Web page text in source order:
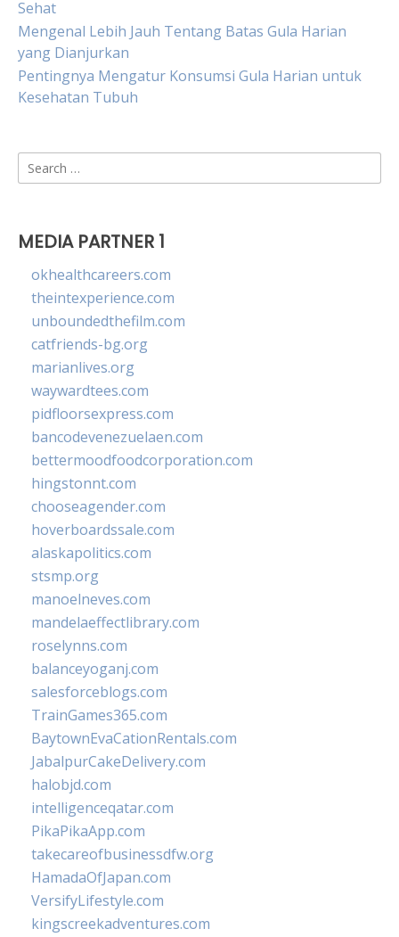
Sehat
Mengenal Lebih Jauh Tentang Batas Gula Harian
yang Dianjurkan
Pentingnya Mengatur Konsumsi Gula Harian untuk
Kesehatan Tubuh
Search
for:
MEDIA PARTNER 1
okhealthcareers.com
theintexperience.com
unboundedthefilm.com
catfriends-bg.org
marianlives.org
waywardtees.com
pidfloorsexpress.com
bancodevenezuelaen.com
bettermoodfoodcorporation.com
hingstonnt.com
chooseagender.com
hoverboardssale.com
alaskapolitics.com
stsmp.org
manoelneves.com
mandelaeffectlibrary.com
roselynns.com
balanceyoganj.com
salesforceblogs.com
TrainGames365.com
BaytownEvaCationRentals.com
JabalpurCakeDelivery.com
halobjd.com
intelligenceqatar.com
PikaPikaApp.com
takecareofbusinessdfw.org
HamadaOfJapan.com
VersifyLifestyle.com
kingscreekadventures.com